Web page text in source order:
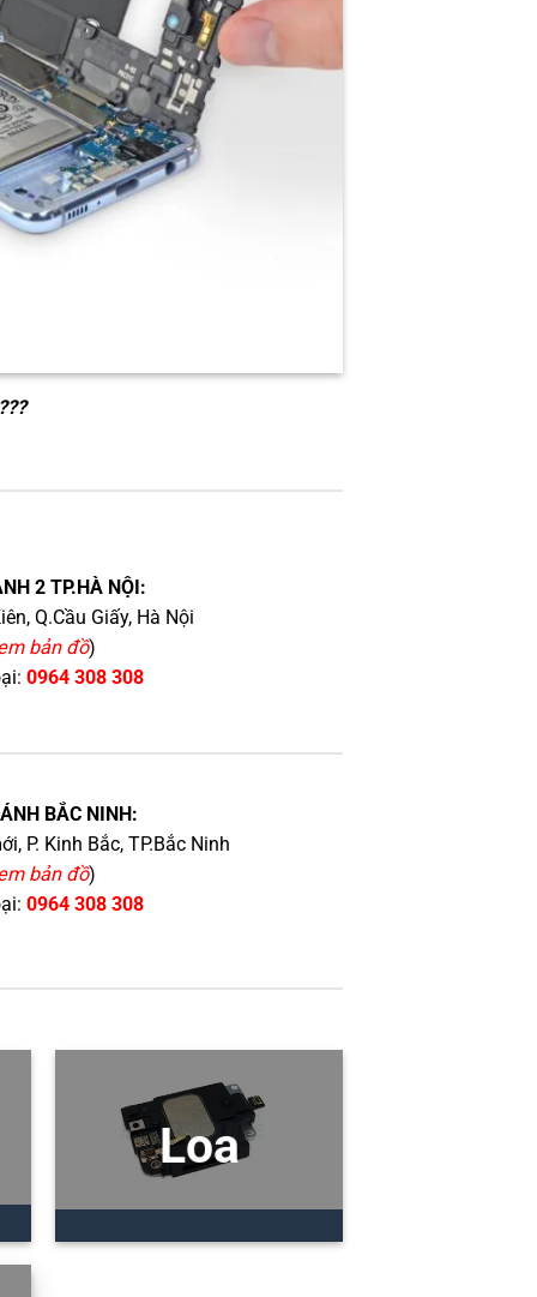
2 TP.HÀ NỘI:
Q.Cầu Giấy, Hà Nội
bản đồ)
0964 308 308
BẮC NINH:
P. Kinh Bắc, TP.Bắc Ninh
bản đồ)
0964 308 308
Loa